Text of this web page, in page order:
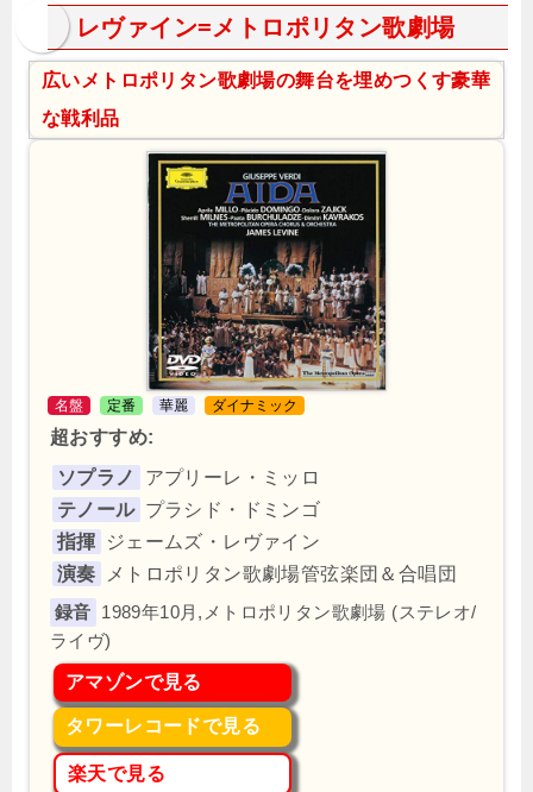
レヴァイン=メトロポリタン歌劇場
広いメトロポリタン歌劇場の舞台を埋めつくす豪華
な戦利品
名盤 定番 華麗 ダイナミック
超おすすめ:
ソプラノ
アプリーレ・ミッロ
テノール プラシド・ドミンゴ
指揮
ジェームズ・レヴァイン
演奏
メトロポリタン歌劇場管弦楽団＆合唱団
1989年10月,メトロポリタン歌劇場 (ステレオ/
ライヴ)
アマゾンで見る
タワーレコードで見る
楽天で見る